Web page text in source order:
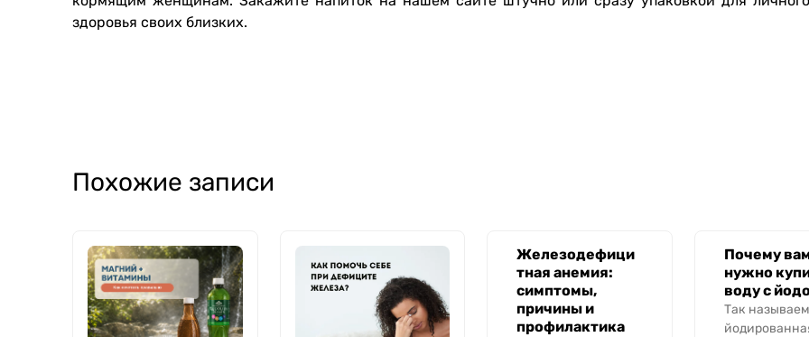
здоровья своих близких.
Похожие записи
Железодефици
тная анемия:
симптомы,
причины и
профилактика
Почему
нужно
воду с
Так